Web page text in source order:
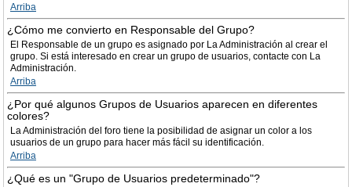
Arriba
¿Cómo me convierto en Responsable del Grupo?
El Responsable de un grupo es asignado por La Administración al crear el
grupo. Si está interesado en crear un grupo de usuarios, contacte con La
Administración.
Arriba
¿Por qué algunos Grupos de Usuarios aparecen en diferentes
colores?
La Administración del foro tiene la posibilidad de asignar un color a los
usuarios de un grupo para hacer más fácil su identificación.
Arriba
¿Qué es un "Grupo de Usuarios predeterminado"?